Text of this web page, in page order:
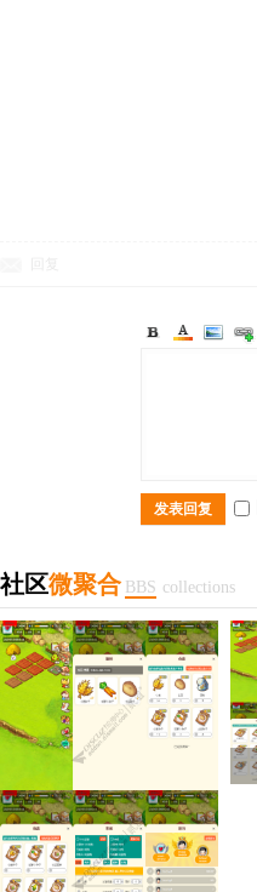
发表回复
社区微聚合 BBS collections